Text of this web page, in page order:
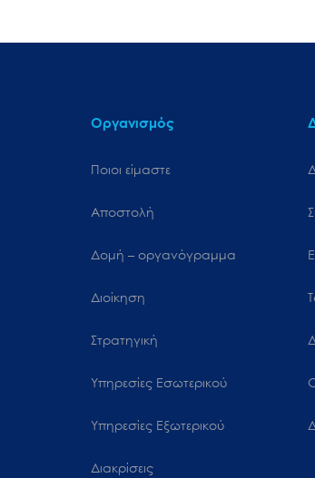
Οργανισμός
Ποιοι είμαστε
Αποστολή
Δομή – οργανόγραμμα
Διοίκηση
Στρατηγική
Υπηρεσίες Εσωτερικού
Υπηρεσίες Εξωτερικού
Διακρίσεις